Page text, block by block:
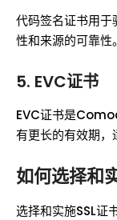
代码签名证书用
性和来源的可靠性。
5. EVC证书
EVC证书是
有更长的有效期，
如何选择和
选择和实施SSL证